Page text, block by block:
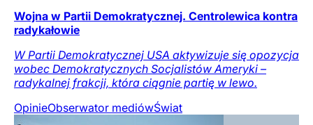
Wojna w Partii Demokratycznej. Centrolewica kontra
radykałowie
W Partii Demokratycznej USA aktywizuje się opozycja
wobec Demokratycznych Socjalistów Ameryki –
radykalnej frakcji, która ciągnie partię w lewo.
OpinieObserwator mediówŚwiat